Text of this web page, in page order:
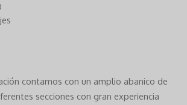
contamos con un amplio abanico de
secciones con gran experiencia